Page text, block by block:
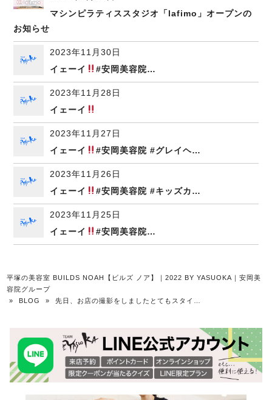
マシンピラティススタジオ「lafimo」オープンの
お知らせ
2023年11月30日
イェーイ
#安岡美容院…
2023年11月28日
イェーイ
2023年11月27日
イェーイ
#安岡美容院 #グレイヘ…
2023年11月26日
イェーイ
#安岡美容院 #キッズカ…
2023年11月25日
イェーイ
#安岡美容院…
平塚の美容室 BUILDS NOAH【ビルズ ノア】｜2022 BY YASUOKA｜安岡美
容院グループ
»
BLOG » 先日、お店の撮影をしましたとてもスタイ…